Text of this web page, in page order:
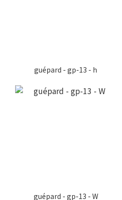
guépard - gp-13 - h
guépard - gp-13 - W